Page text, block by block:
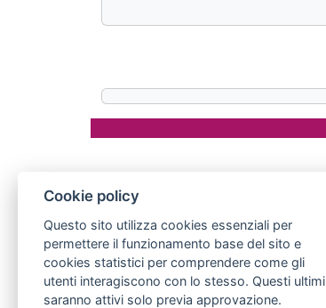
Cookie policy
Questo sito utilizza cookies essenziali per
permettere il funzionamento base del sito e
cookies statistici per comprendere come gli
utenti interagiscono con lo stesso. Questi ultimi
saranno attivi solo previa approvazione.